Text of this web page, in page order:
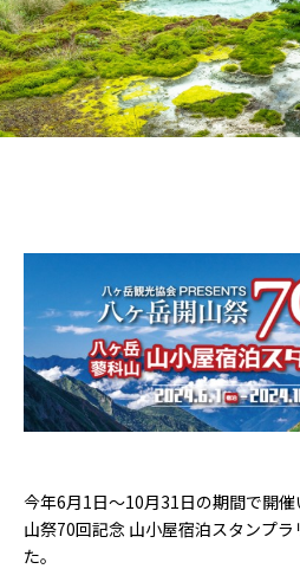
今年6月1日～10月31日の期間で開
山祭70回記念 山小屋宿泊スタンプ
た。